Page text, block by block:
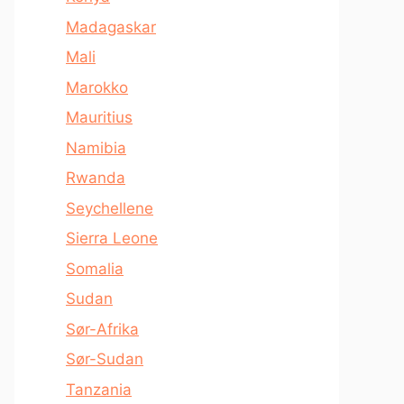
Madagaskar
Mali
Marokko
Mauritius
Namibia
Rwanda
Seychellene
Sierra Leone
Somalia
Sudan
Sør-Afrika
Sør-Sudan
Tanzania